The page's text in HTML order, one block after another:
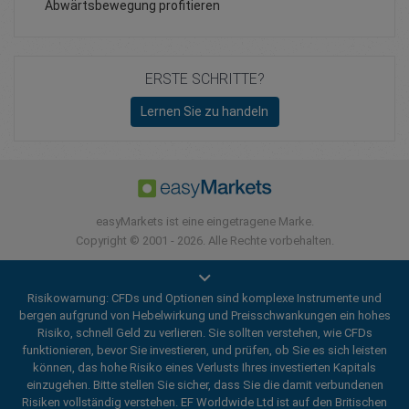
Abwärtsbewegung profitieren
ERSTE SCHRITTE?
Lernen Sie zu handeln
easyMarkets ist eine eingetragene Marke.
Copyright © 2001 - 2026. Alle Rechte vorbehalten.
Risikowarnung: CFDs und Optionen sind komplexe Instrumente und
bergen aufgrund von Hebelwirkung und Preisschwankungen ein hohes
Risiko, schnell Geld zu verlieren. Sie sollten verstehen, wie CFDs
funktionieren, bevor Sie investieren, und prüfen, ob Sie es sich leisten
können, das hohe Risiko eines Verlusts Ihres investierten Kapitals
einzugehen. Bitte stellen Sie sicher, dass Sie die damit verbundenen
Risiken vollständig verstehen. EF Worldwide Ltd ist auf den Britischen